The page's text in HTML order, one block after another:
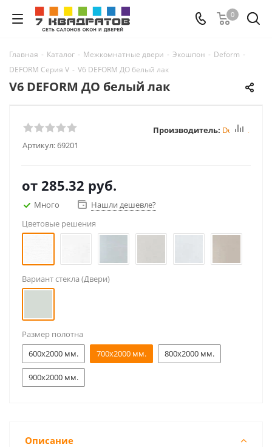
0
Главная - Каталог - Межкомнатные двери - Экошпон - Deform -
DEFORM Серия V - V6 DEFORM ДО белый лак
V6 DEFORM ДО белый лак
Артикул:69201
Производитель: Deform
от 285.32 руб.
Много
Нашли дешевле?
Цветовые решения
Вариант стекла (Двери)
Размер полотна
600x2000 мм.
700x2000 мм. 800x2000 мм.
900x2000 мм.
Описание